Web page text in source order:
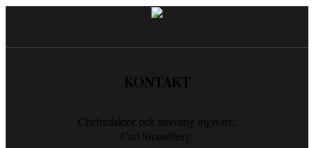
KONTAKT
Chefredaktör och ansvarig utgivare:
Carl Strandberg.